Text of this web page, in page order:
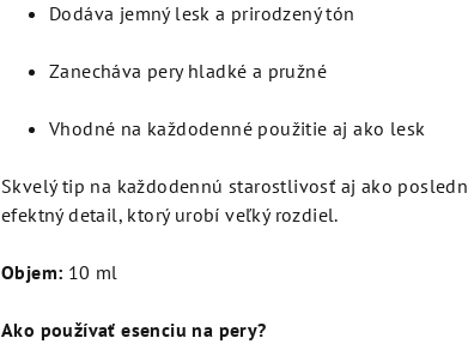
Dodáva jemný lesk a prirodzený tón
Zanecháva pery hladké a pružné
Vhodné na každodenné použitie aj ako lesk
Skvelý tip na každodennú starostlivosť aj ako
efektný detail, ktorý urobí veľký rozdiel.
Objem: 10 ml
Ako používať esenciu na pery?